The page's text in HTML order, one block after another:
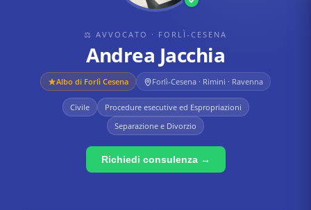
⚖ AVVOCATO · FORLÌ-CESENA
Andrea Jacchia
Albo di Forlì Cesena Forlì-Cesena · Rimini · Ravenna
Civile
Procedure esecutive ed Espropriazioni
Separazione e Divorzio
Richiedi consulenza →